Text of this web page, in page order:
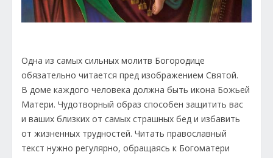
Одна из самых сильных молитв Богородице
обязательно читается пред изображением Святой.
В доме каждого человека должна быть икона Божьей
Матери. Чудотворный образ способен защитить вас
и ваших близких от самых страшных бед и избавить
от жизненных трудностей. Читать православный
текст нужно регулярно, обращаясь к Богоматери